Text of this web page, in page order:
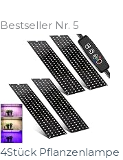
Bestseller Nr. 5
4Stück Pflanzenlampe